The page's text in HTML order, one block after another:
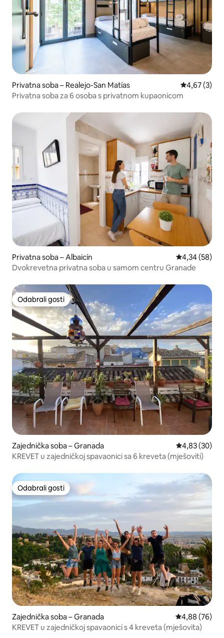
Privatna soba – Realejo-San Matías Prosječna
4,67 (3)
Privatna soba za 6 osoba s privatnom kupaonicom
Privatna soba – Albaicín Prosječna
4,34 (58)
Dvokrevetna privatna soba u samom centru Granade
Odabrali gosti
Odabrali gosti
Zajednička soba – Granada Prosječna
4,83 (30)
KREVET u zajedničkoj spavaonici sa 6 kreveta (mješoviti)
Odabrali gosti
Odabrali gosti
Zajednička soba – Granada Prosječna
4,88 (76)
KREVET u zajedničkoj spavaonici s 4 kreveta (mješovita)